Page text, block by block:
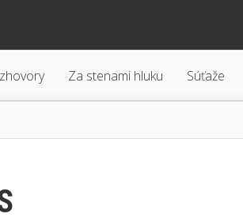
Za stenami hluku Súťaže